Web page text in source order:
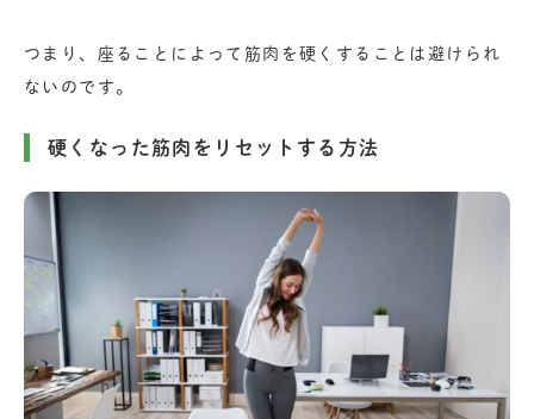
つまり、座ることによって筋肉を硬くすることは避けられ
ないのです。
硬くなった筋肉をリセットする方法